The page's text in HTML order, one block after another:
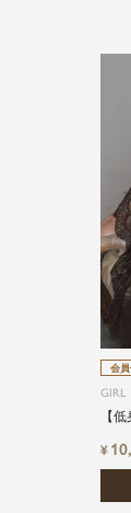
会
GIRL
【
丈結
¥